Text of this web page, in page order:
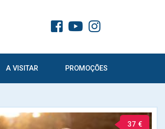
A VISITAR PROMOÇÕES
37 €